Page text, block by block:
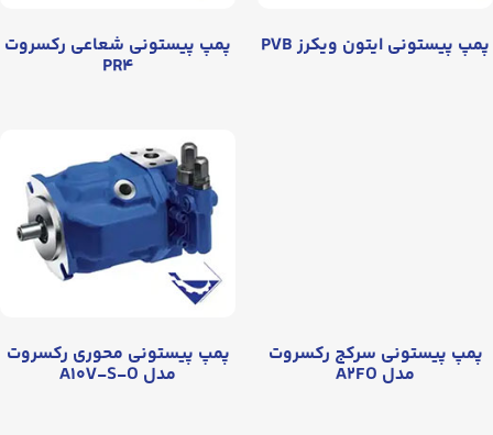
پمپ پیستونی ایتون ویکرز PVB پمپ پیستونی شعاعی رکسروت
PR۴
پمپ پیستونی سرکج رکسروت
مدل A۲FO
پمپ پیستونی محوری رکسروت
مدل A۱۰V-S-O